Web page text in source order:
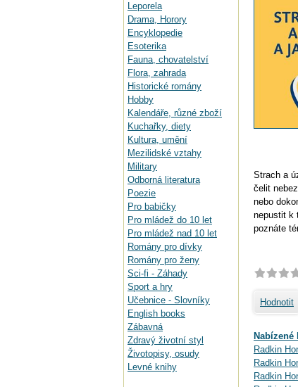
Leporela
Drama, Horory
Encyklopedie
Esoterika
Fauna, chovatelství
Flora, zahrada
Historické romány
Hobby
Kalendáře, různé zboží
Kuchařky, diety
Kultura, umění
Mezilidské vztahy
Military
Odborná literatura
Poezie
Pro babičky
Pro mládež do 10 let
Pro mládež nad 10 let
Romány pro dívky
Romány pro ženy
Sci-fi - Záhady
Sport a hry
Učebnice - Slovníky
English books
Zábavná
Zdravý životní styl
Životopisy, osudy
Levné knihy
Strach a
čelit
nebo
nepustit k
poznáte
Hodnotit
Radkin
Radkin
Radkin